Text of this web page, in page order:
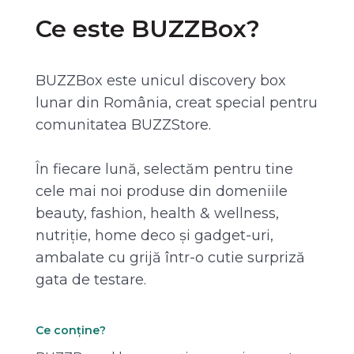
Ce este BUZZBox?
BUZZBox este unicul discovery box
lunar din România, creat special pentru
comunitatea BUZZStore.
În fiecare lună, selectăm pentru tine
cele mai noi produse din domeniile
beauty, fashion, health & wellness,
nutriție, home deco și gadget-uri,
ambalate cu grijă într-o cutie surpriză
gata de testare.
Ce conține?